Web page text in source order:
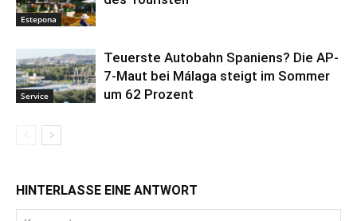
Estepona
Service
Teuerste Autobahn Spaniens? Die AP-
7-Maut bei Málaga steigt im Sommer
um 62 Prozent
HINTERLASSE EINE ANTWORT